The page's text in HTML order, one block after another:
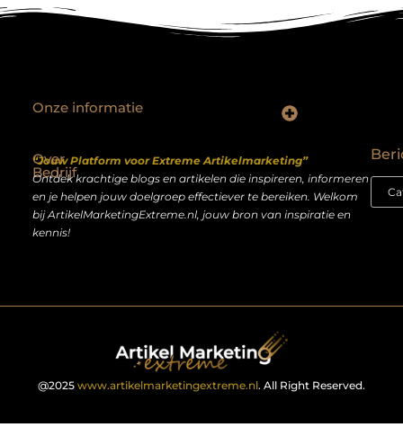
Over
Bedrijf
“Jouw Platform voor Extreme Artikelmarketing”
Ontdek krachtige blogs en artikelen die inspireren, informeren
en je helpen jouw doelgroep effectiever te bereiken. Welkom
bij ArtikelMarketingExtreme.nl, jouw bron van inspiratie en
kennis!
Onze informatie
@2025 www.artikelmarketingextreme.nl. All Right Reserved.